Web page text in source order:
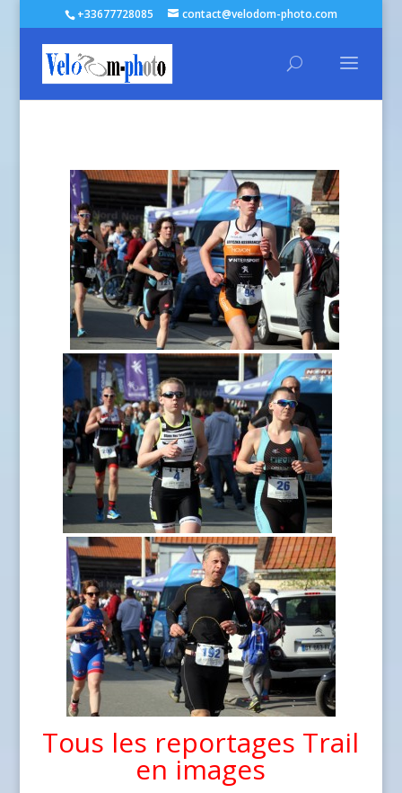
+33677728085 contact@velodom-photo.com
Tous les reportages Trail
en images